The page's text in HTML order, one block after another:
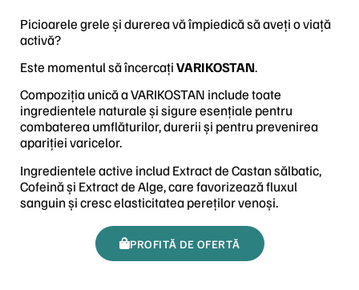
Picioarele grele și durerea vă împiedică să aveți o viață
activă?
Este momentul să încercațiVARIKOSTAN.
Compoziția unică a VARIKOSTAN include toate
ingredientele naturale și sigure esențiale pentru
combaterea umflăturilor, durerii și pentru prevenirea
apariției varicelor.
Ingredientele active includ Extract de Castan sălbatic,
Cofeină și Extract de Alge, care favorizează fluxul
sanguin și cresc elasticitatea pereților venoși.
PROFITĂ DE OFERTĂ